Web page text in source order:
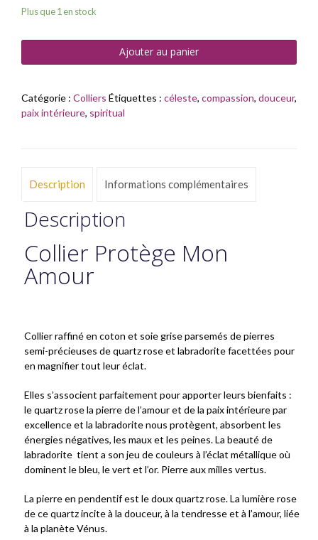
Plus que 1 en stock
Ajouter au panier
Catégorie : Colliers Étiquettes : céleste, compassion, douceur,
paix intérieure, spiritual
Description Informations complémentaires
Description
Collier Protège Mon
Amour
Collier raffiné en coton et soie grise parsemés de pierres
semi-précieuses de quartz rose et labradorite facettées pour
en magnifier tout leur éclat.
Elles s’associent parfaitement pour apporter leurs bienfaits :
le quartz rose la pierre de l’amour et de la paix intérieure par
excellence et la labradorite nous protègent, absorbent les
énergies négatives, les maux et les peines. La beauté de
labradorite tient a son jeu de couleurs à l’éclat métallique où
dominent le bleu, le vert et l’or. Pierre aux milles vertus.
La pierre en pendentif est le doux quartz rose. La lumière rose
de ce quartz incite à la douceur, à la tendresse et à l’amour, liée
à la planète Vénus.